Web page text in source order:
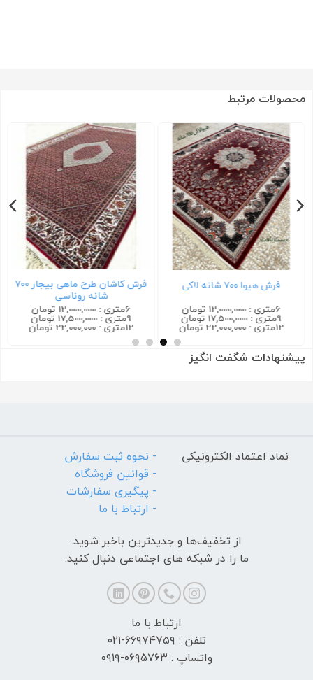
محصولات مرتبط
فرش هیوا ۷۰۰ شانه لاکی
6متری : 12,000,000 تومان
9متری : 17,500,000 تومان
12متری : 22,000,000 تومان
فرش کاشان طرح ماهی بیجار ۷۰۰
شانه روناسی
6متری : 12,000,000 تومان
9متری : 17,500,000 تومان
12متری : 22,000,000 تومان
پیشنهادات شگفت انگیز
نماد اعتماد الکترونیکی
- نحوه ثبت سفارش
- قوانین فروشگاه
- پیگیری سفارشات
- ارتباط با ما
از تخفیف‌ها و جدیدترین‌ باخبر شوید.
ما را در شبکه های اجتماعی دنبال کنید.
ارتباط با ما
تلفن : ۶۶۹۷۴۷۵۹-۰۲۱
واتساپ : ۰۶۹۵۷۶۳-۰۹۱۹